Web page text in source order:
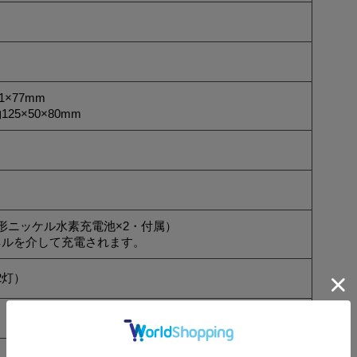
ニッケル水素充電池×2・付属）
を介して充電されます。
）